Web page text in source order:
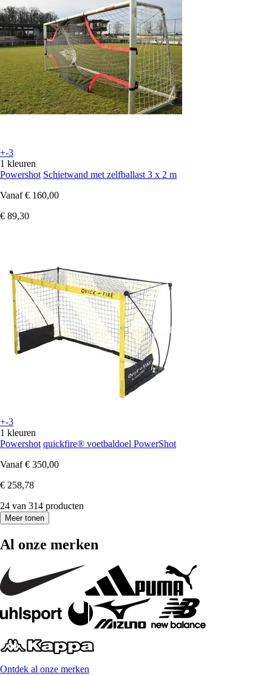
+-3
1 kleuren
Powershot Schietwand met zelfballast 3 x 2 m
Vanaf € 160,00
€ 89,30
+-3
1 kleuren
Powershot quickfire® voetbaldoel PowerShot
Vanaf € 350,00
€ 258,78
24 van 314 producten
Meer tonen
Al onze merken
Ontdek al onze merken